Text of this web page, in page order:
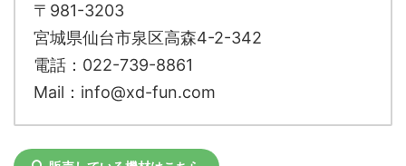
〒981-3203
宮城県仙台市泉区高森4-2-342
電話：022-739-8861
Mail：info@xd-fun.com